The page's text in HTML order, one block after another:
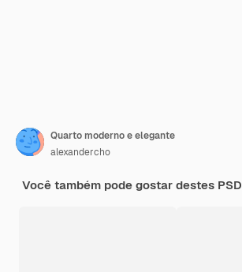
Quarto moderno e elegante
alexandercho
Você também pode gostar destes PSD